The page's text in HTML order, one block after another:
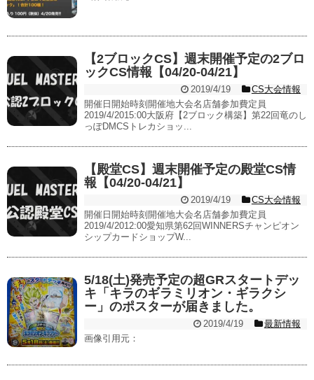
【2ブロックCS】週末開催予定の2ブロ
ックCS情報【04/20-04/21】
2019/4/19
CS大会情報
開催日開始時刻開催地大会名店舗参加費定員
2019/4/2015:00大阪府【2ブロック構築】第22回竜のし
っぽDMCSトレカショッ...
【殿堂CS】週末開催予定の殿堂CS情
報【04/20-04/21】
2019/4/19
CS大会情報
開催日開始時刻開催地大会名店舗参加費定員
2019/4/2012:00愛知県第62回WINNERSチャンピオン
シップカードショップW...
5/18(土)発売予定の超GRスタートデッ
キ「キラのギラミリオン・ギラクシ
ー」のポスターが届きました。
2019/4/19
最新情報
画像引用元：